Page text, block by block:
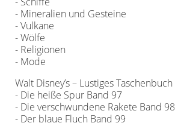
- Mineralien und Gesteine
- Vulkane
- Wölfe
- Religionen
- Mode
Walt Disney’s – Lustiges Taschenbuch
- Die heiße Spur Band 97
- Die verschwundene Rakete Band 98
- Der blaue Fluch Band 99